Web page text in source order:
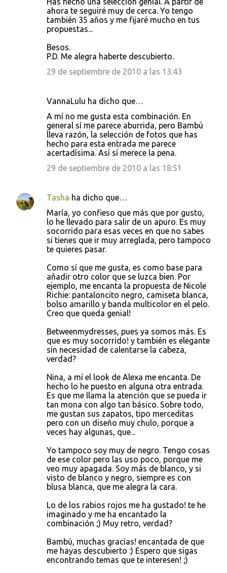
ahora te seguiré muy de cerca. Yo tengo
también 35 años y me fijaré mucho en tus
propuestas...
Besos.
P.D. Me alegra haberte descubierto.
29 de septiembre de 2010 a las 13:43
VannaLulu ha dicho que…
A mí no me gusta esta combinación. En
general sí me parece aburrida, pero Bambú
lleva razón, la selección de fotos que has
hecho para esta entrada me parece
acertadísima. Así sí merece la pena.
29 de septiembre de 2010 a las 18:51
Tasha ha dicho que…
María, yo confieso que más que por gusto,
lo he llevado para salir de un apuro. Es muy
socorrido para esas veces en que no sabes
si tienes que ir muy arreglada, pero tampoco
te quieres pasar.
Como sí que me gusta, es como base para
añadir otro color que se luzca bien. Por
ejemplo, me encanta la propuesta de Nicole
Richie: pantaloncito negro, camiseta blanca,
bolso amarillo y banda multicolor en el pelo.
Creo que queda genial!
Betweenmydresses, pues ya somos más. Es
que es muy socorrido! y también es elegante
sin necesidad de calentarse la cabeza,
verdad?
Nina, a mí el look de Alexa me encanta. De
hecho lo he puesto en alguna otra entrada.
Es que me llama la atención que se pueda ir
tan mona con algo tan básico. Sobre todo,
me gustan sus zapatos, tipo merceditas
pero con un diseño muy chulo, porque a
veces hay algunas, que...
Yo tampoco soy muy de negro. Tengo cosas
de ese color pero las uso poco, porque me
veo muy apagada. Soy más de blanco, y si
visto de blanco y negro, siempre es con
blusa blanca, que me alegra la cara.
Lo de los rabios rojos me ha gustado! te he
imaginado y me ha encantado la
combinación ;) Muy retro, verdad?
Bambú, muchas gracias! encantada de que
me hayas descubierto :) Espero que sigas
encontrando temas que te interesen! ;)